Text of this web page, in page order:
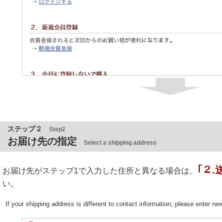
ステップ２ Step2
お届け先の指定 Select a shipping address
お届け先がステップ1で入力した住所と異なる場合は、 ｢２.
い。
If your shipping address is different to contact information, please enter